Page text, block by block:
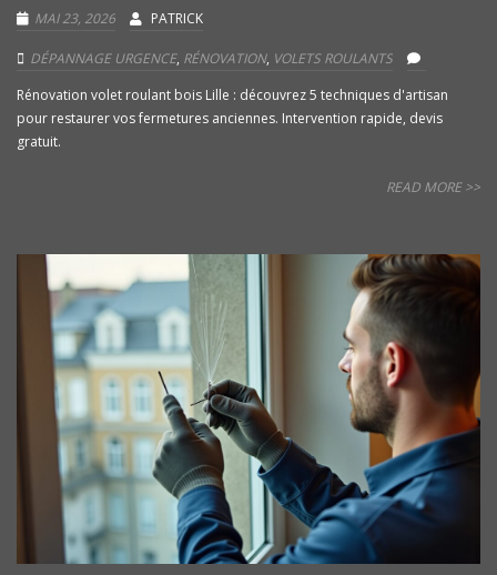
MAI 23, 2026 PATRICK
DÉPANNAGE URGENCE, RÉNOVATION, VOLETS ROULANTS
Rénovation volet roulant bois Lille : découvrez 5 techniques d'artisan
pour restaurer vos fermetures anciennes. Intervention rapide, devis
gratuit.
READ MORE >>